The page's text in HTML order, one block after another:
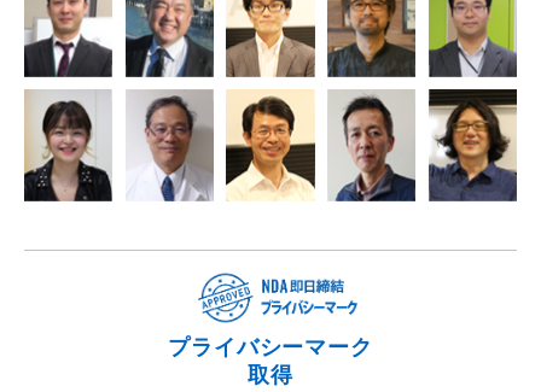
プライバシーマーク
取得